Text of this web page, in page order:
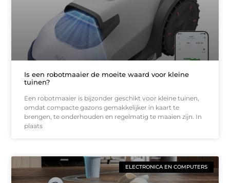
Is een robotmaaier de moeite waard voor kleine
tuinen?
Een robotmaaier is bijzonder geschikt voor kleine tuinen,
omdat compacte gazons gemakkelijker in kaart te
brengen, te onderhouden en regelmatig te maaien zijn. In
plaats
ELECTRONICA EN COMPUTERS